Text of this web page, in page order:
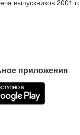
выпускников 2001
приложения